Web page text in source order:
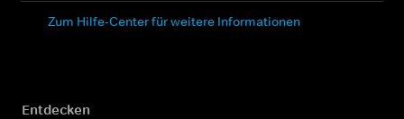
Zum Hilfe-Center für weitere Informationen
Entdecken